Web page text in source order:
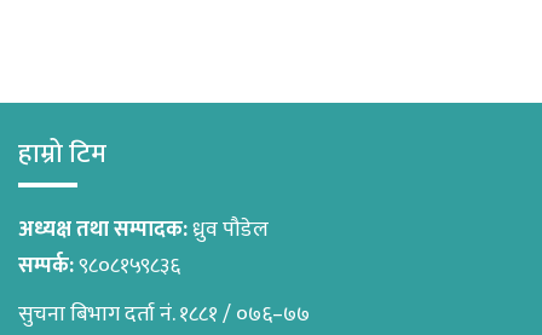
हाम्रो टिम
अध्यक्ष तथा सम्पादक:ध्रुव पौडेल
सम्पर्क:९८०८१५९८३६
सुचना बिभाग दर्ता नं. १८८१ / ०७६–७७